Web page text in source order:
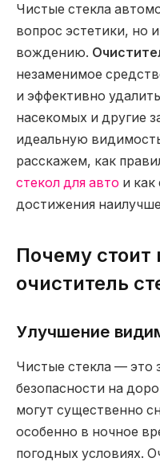
Чистые стекла
вопрос эстетики, но
вождению.
незаменимое
и эффективно
насекомых и другие
идеальную
расскажем, как
стекол для авто и как
достижения
Почему стоит
очиститель
Улучшение
Чистые стекла — это
безопасности на
могут существенно
особенно в ночное
погодных условиях.